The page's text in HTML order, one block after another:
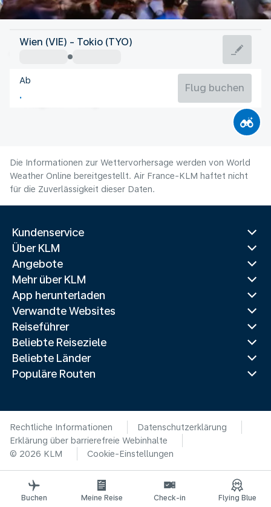
Japan
Japan
Wien (VIE) - Tokio (TYO)
Ab
Flug buchen
Die Informationen zur Wettervorhersage werden von World
Weather Online bereitgestellt. Air France-KLM haftet nicht
für die Zuverlässigkeit dieser Daten.
Kundenservice
Über KLM
Angebote
Mehr über KLM
App herunterladen
Verwandte Websites
Reiseführer
Beliebte Reiseziele
Beliebte Länder
Populäre Routen
Rechtliche Informationen
Datenschutzerklärung
Erklärung über barrierefreie Webinhalte
© 2026 KLM
Cookie-Einstellungen
Buchen Meine Reise Check-in Flying Blue